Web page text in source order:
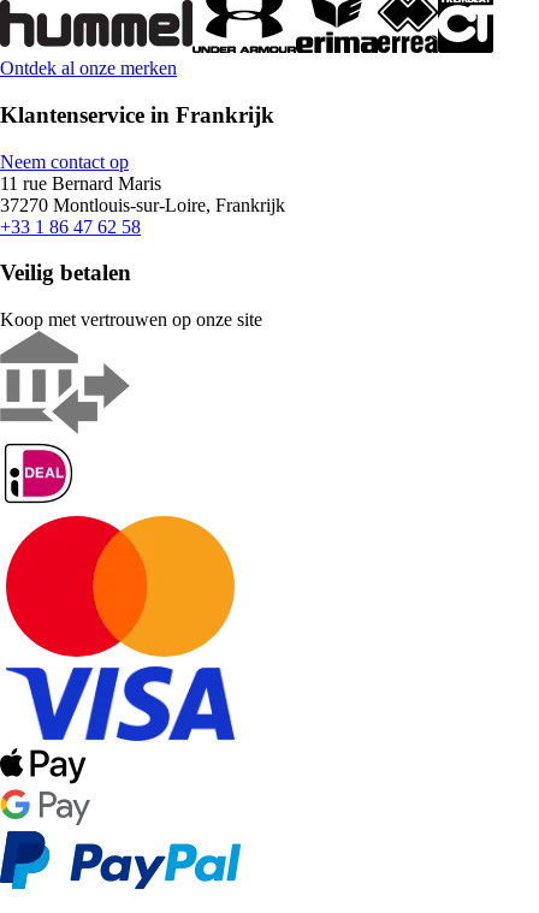
Ontdek al onze merken
Klantenservice in Frankrijk
Neem contact op
11 rue Bernard Maris
37270 Montlouis-sur-Loire, Frankrijk
+33 1 86 47 62 58
Veilig betalen
Koop met vertrouwen op onze site